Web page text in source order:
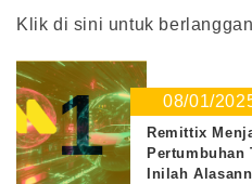
Klik di sini untuk
1 08/01/
Remittix
Pertumbuhan
Inilah